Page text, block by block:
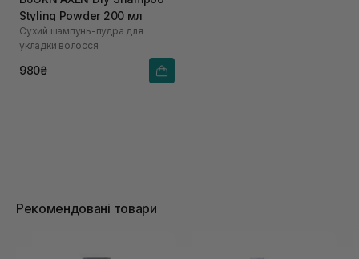
Styling Powder 200 мл
Сухий шампунь-пудра для
укладки волосся
980₴
Рекомендовані товари